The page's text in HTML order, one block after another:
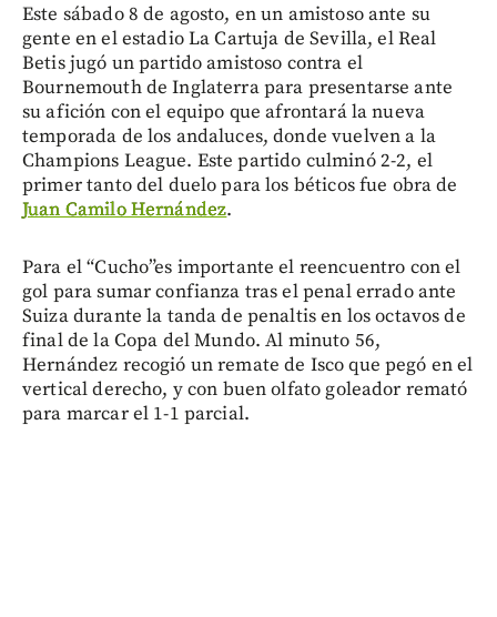
Este sábado 8 de agosto, en un amistoso ante su
gente en el estadio La Cartuja de Sevilla, el Real
Betis jugó un partido amistoso contra el
Bournemouth de Inglaterra para presentarse ante
su afición con el equipo que afrontará la nueva
temporada de los andaluces, donde vuelven a la
Champions League. Este partido culminó 2-2, el
primer tanto del duelo para los béticos fue obra de
Juan Camilo Hernández.
Para el “Cucho”es importante el reencuentro con el
gol para sumar confianza tras el penal errado ante
Suiza durante la tanda de penaltis en los octavos de
final de la Copa del Mundo. Al minuto 56,
Hernández recogió un remate de Isco que pegó en el
vertical derecho, y con buen olfato goleador remató
para marcar el 1-1 parcial.